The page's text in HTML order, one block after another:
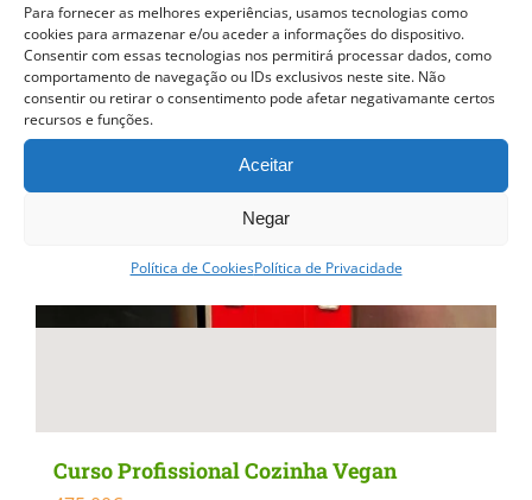
Para fornecer as melhores experiências, usamos tecnologias como
cookies para armazenar e/ou aceder a informações do dispositivo.
Consentir com essas tecnologias nos permitirá processar dados, como
comportamento de navegação ou IDs exclusivos neste site. Não
consentir ou retirar o consentimento pode afetar negativamante certos
recursos e funções.
Aceitar
Negar
Política de CookiesPolítica de Privacidade
Curso Profissional Cozinha Vegan